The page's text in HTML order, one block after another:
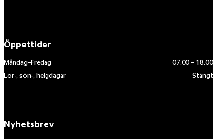
Öppettider
Måndag–Fredag
07.00 – 18.00
Lör-, sön-, helgdagar
Stängt
Nyhetsbrev